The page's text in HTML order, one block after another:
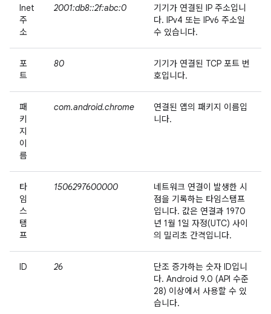
Inet
주
소
2001:db8::2f:abc:0
기기가 연결된 IP 주소입니
다. IPv4 또는 IPv6 주소일
수 있습니다.
포
트
80
기기가 연결된 TCP 포트 번
호입니다.
패
키
지
이
름
com.android.chrome
연결된 앱의 패키지 이름입
니다.
타
임
스
탬
프
1506297600000
네트워크 연결이 발생한 시
점을 기록하는 타임스탬프
입니다. 값은 연결과 1970
년 1월 1일 자정(UTC) 사이
의 밀리초 간격입니다.
ID 26
단조 증가하는 숫자 ID입니
다. Android 9.0 (API 수준
28) 이상에서 사용할 수 있
습니다.